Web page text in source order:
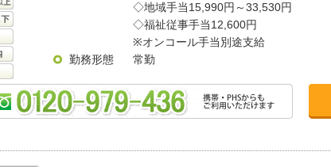
◇地域手当15,990円～33,530円
◇福祉従事手当12,600円
※オンコール手当別途支給
勤務形態
常勤